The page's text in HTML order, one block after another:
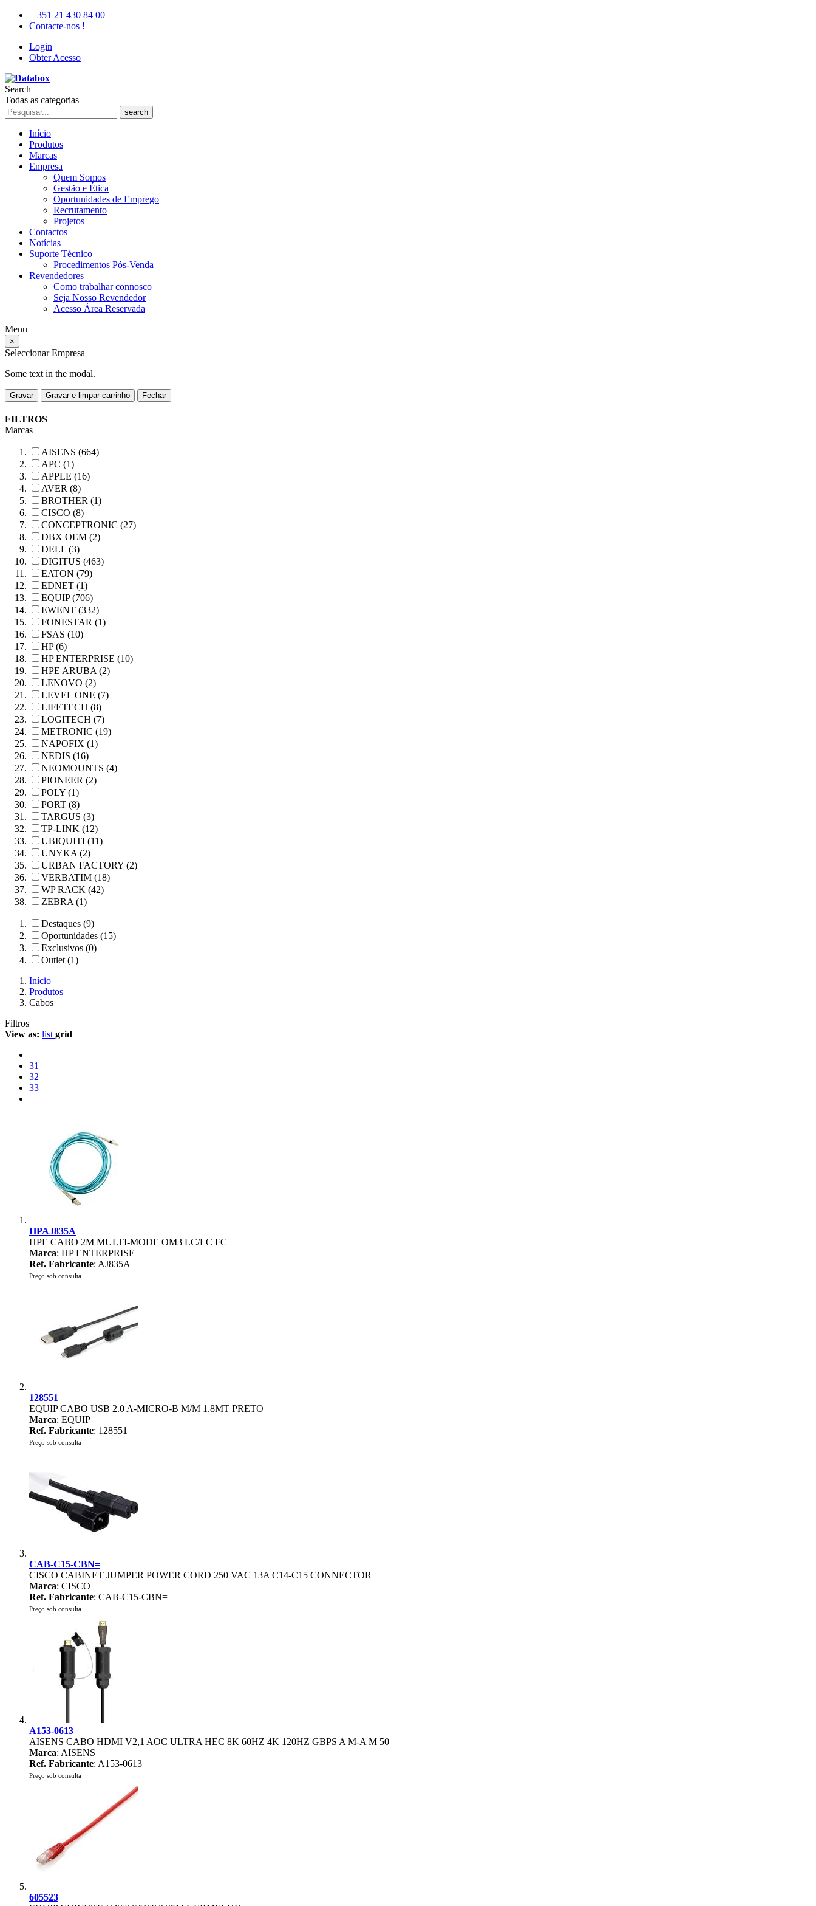
+ 351 21 430 84 00
Contacte-nos !
Login
Obter Acesso
Search
Todas as categorias
search
Início
Produtos
Marcas
Empresa
Quem Somos
Gestão e Ética
Oportunidades de Emprego
Recrutamento
Projetos
Contactos
Notícias
Suporte Técnico
Procedimentos Pós-Venda
Revendedores
Como trabalhar connosco
Seja Nosso Revendedor
Acesso Área Reservada
Menu
×
Seleccionar Empresa
Some text in the modal.
Gravar Gravar e limpar carrinho Fechar
FILTROS
Marcas
AISENS (664)
APC (1)
APPLE (16)
AVER (8)
BROTHER (1)
CISCO (8)
CONCEPTRONIC (27)
DBX OEM (2)
DELL (3)
DIGITUS (463)
EATON (79)
EDNET (1)
EQUIP (706)
EWENT (332)
FONESTAR (1)
FSAS (10)
HP (6)
HP ENTERPRISE (10)
HPE ARUBA (2)
LENOVO (2)
LEVEL ONE (7)
LIFETECH (8)
LOGITECH (7)
METRONIC (19)
NAPOFIX (1)
NEDIS (16)
NEOMOUNTS (4)
PIONEER (2)
POLY (1)
PORT (8)
TARGUS (3)
TP-LINK (12)
UBIQUITI (11)
UNYKA (2)
URBAN FACTORY (2)
VERBATIM (18)
WP RACK (42)
ZEBRA (1)
Destaques (9)
Oportunidades (15)
Exclusivos (0)
Outlet (1)
Início
Produtos
Cabos
Filtros
View as: list grid
31
32
33
HPAJ835A
HPE CABO 2M MULTI-MODE OM3 LC/LC FC
Marca: HP ENTERPRISE
Ref. Fabricante: AJ835A
Preço sob consulta
128551
EQUIP CABO USB 2.0 A-MICRO-B M/M 1.8MT PRETO
Marca: EQUIP
Ref. Fabricante: 128551
Preço sob consulta
CAB-C15-CBN=
CISCO CABINET JUMPER POWER CORD 250 VAC 13A C14-C15 CONNECTOR
Marca: CISCO
Ref. Fabricante: CAB-C15-CBN=
Preço sob consulta
A153-0613
AISENS CABO HDMI V2,1 AOC ULTRA HEC 8K 60HZ 4K 120HZ GBPS A M-A M 50
Marca: AISENS
Ref. Fabricante: A153-0613
Preço sob consulta
605523